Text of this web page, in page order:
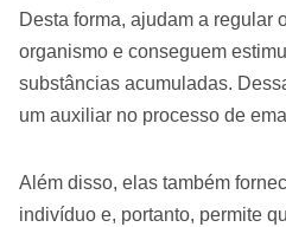
Desta forma, ajudam a regular
organismo e conseguem
substâncias acumuladas.
um auxiliar no processo de
Além disso, elas também
indivíduo e, portanto, permite